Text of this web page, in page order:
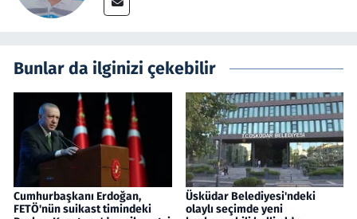
Bunlar da ilginizi çekebilir
Cumhurbaşkanı Erdoğan,
FETÖ'nün suikast timindeki
Üsküdar Belediyesi'ndeki
olaylı seçimde yeni